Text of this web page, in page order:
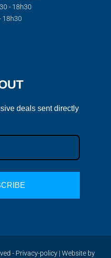
- 18h30
18h30
deals sent directly
- Privacy-policy | Website by